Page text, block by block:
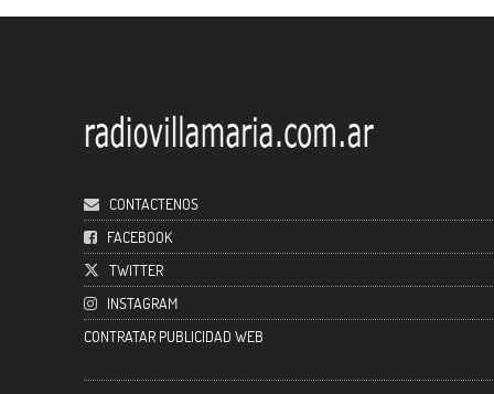
CONTACTENOS
FACEBOOK
TWITTER
INSTAGRAM
CONTRATAR PUBLICIDAD WEB